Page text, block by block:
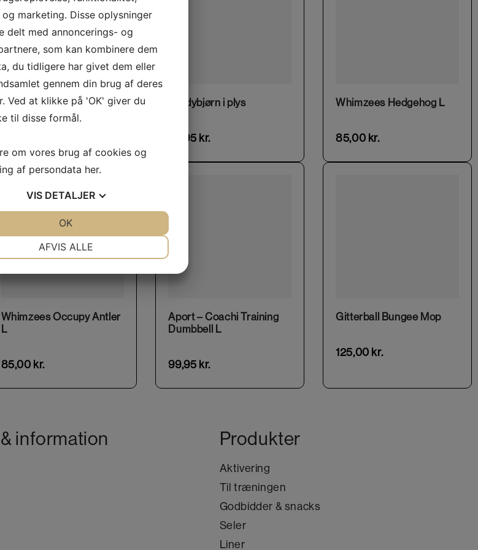
Bageform med poter Teddybjørn i plys
64,95 kr.
Whimzees Hedgehog L
85,00 kr.
Whimzees Occupy Antler
L
85,00 kr.
Aport – Coachi Training
Dumbbell L
99,95 kr.
Gitterball Bungee Mop
125,00 kr.
information Produkter
Aktivering
Til træningen
Godbidder & snacks
Seler
Liner
marketing. Disse oplysninger
delt med annoncerings- og
som kan kombinere dem
du tidligere har givet dem eller
gennem din brug af deres
Ved at klikke på 'OK' giver du
til disse formål.
om vores brug af cookies og
af persondata her.
VIS DETALJER
AFVIS ALLE
OK